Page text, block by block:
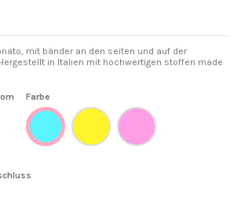
mit bänder an den seiten und auf der
in Italien mit hochwertigen stoffen made
Farbe
BLAU
Gelb Rosa